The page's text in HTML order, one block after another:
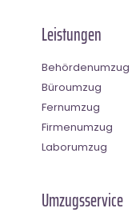
Leistungen
Behördenumzug
Büroumzug
Fernumzug
Firmenumzug
Laborumzug
Umzugsservice